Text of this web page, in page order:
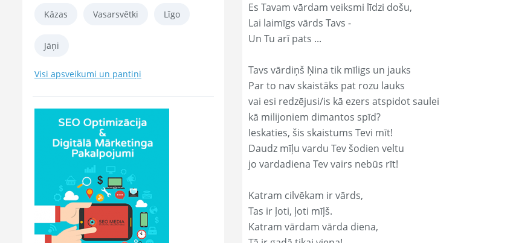
Kāzas Vasarsvētki Līgo
Jāņi
Visi apsveikumi un pantiņi
Es Tavam vārdam veiksmi līdzi došu,
Lai laimīgs vārds Tavs -
Un Tu arī pats ...
Tavs vārdiņš Ņina tik mīligs un jauks
Par to nav skaistāks pat rozu lauks
vai esi redzējusi/is kā ezers atspidot saulei
kā milijoniem dimantos spīd?
Ieskaties, šis skaistums Tevi mīt!
Daudz mīļu vardu Tev šodien veltu
jo vardadiena Tev vairs nebūs rīt!
Katram cilvēkam ir vārds,
Tas ir ļoti, ļoti mīļš.
Katram vārdam vārda diena,